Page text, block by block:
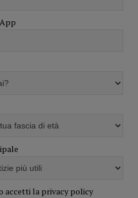
accetti la privacy policy